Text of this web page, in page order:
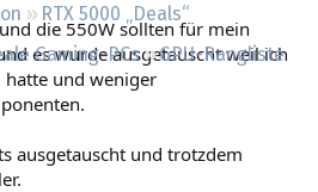
RTX 5000 „Deals“
Gaming-PCs
GPU-Rangliste
die 550W sollten für mein
es wurde ausgetauscht weil ich
und weniger
ausgetauscht und trotzdem